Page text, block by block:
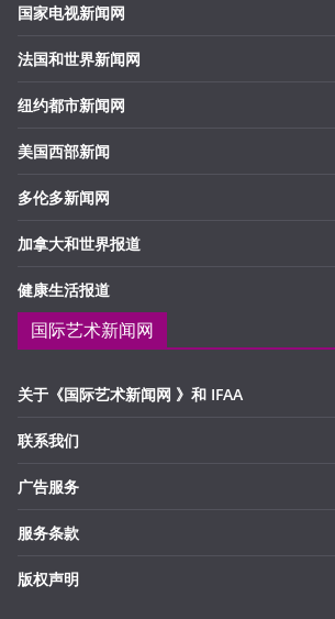
国家电视新闻网
法国和世界新闻网
纽约都市新闻网
美国西部新闻
多伦多新闻网
加拿大和世界报道
健康生活报道
国际艺术新闻网
关于《国际艺术新闻网 》和 IFAA
联系我们
广告服务
服务条款
版权声明